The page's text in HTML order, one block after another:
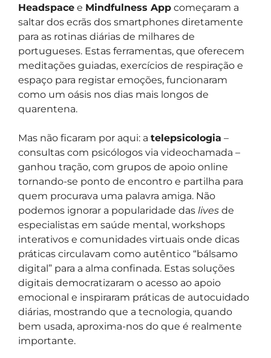
Headspace e Mindfulness App começaram a
saltar dos ecrãs dos smartphones diretamente
para as rotinas diárias de milhares de
portugueses. Estas ferramentas, que oferecem
meditações guiadas, exercícios de respiração e
espaço para registar emoções, funcionaram
como um oásis nos dias mais longos de
quarentena.
Mas não ficaram por aqui: a telepsicologia –
consultas com psicólogos via videochamada –
ganhou tração, com grupos de apoio online
tornando-se ponto de encontro e partilha para
quem procurava uma palavra amiga. Não
podemos ignorar a popularidade das lives de
especialistas em saúde mental, workshops
interativos e comunidades virtuais onde dicas
práticas circulavam como autêntico “bálsamo
digital” para a alma confinada. Estas soluções
digitais democratizaram o acesso ao apoio
emocional e inspiraram práticas de autocuidado
diárias, mostrando que a tecnologia, quando
bem usada, aproxima-nos do que é realmente
importante.